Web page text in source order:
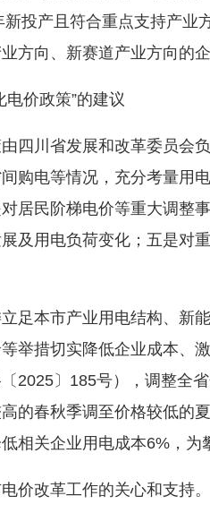
投产且符合重点支持产业
方向、新赛道产业方向的
价政策”的建议
川省发展和改革委员会负
购电等情况，充分考量用
居民阶梯电价等重大调整
及用电负荷变化；五是对
本市产业用电结构、新能
举措切实降低企业成本、
2025〕185号），调整全
的春秋季调至价格较低的
相关企业用电成本6%，
改革工作的关心和支持。